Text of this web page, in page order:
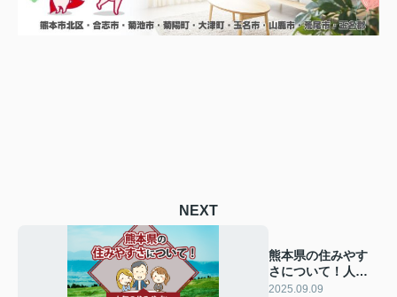
NEXT
熊本県の住みやす
さについて！人気
の住みやすいエリ
2025.09.09